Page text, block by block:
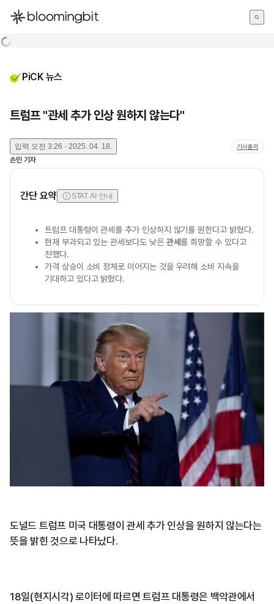
한국어
PiCK 뉴스
트럼프 "관세 추가 인상 원하지 않는다"
입력 오전 3:26 · 2025. 04. 18. 기사출처
손민 기자
간단 요약 STAT AI 안내
트럼프 대통령이 관세를 추가 인상하지 않기를 원한다고 밝혔다.
현재 부과되고 있는 관세보다도 낮은 관세 를 희망할 수 있다고
전했다.
가격 상승이 소비 정체로 이어지는 것을 우려해 소비 지속을
기대하고 있다고 밝혔다.
도널드 트럼프 미국 대통령이 관세 추가 인상을 원하지 않는다는
뜻을 밝힌 것으로 나타났다.
18일(현지시각) 로이터에 따르면 트럼프 대통령은 백악관에서